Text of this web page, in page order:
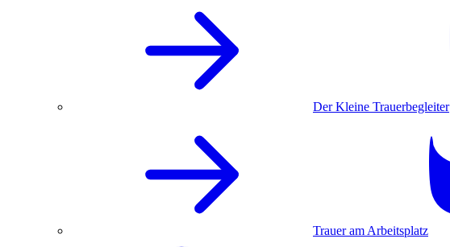
Der Kleine Trauerbegleiter
Trauer am Arbeitsplatz